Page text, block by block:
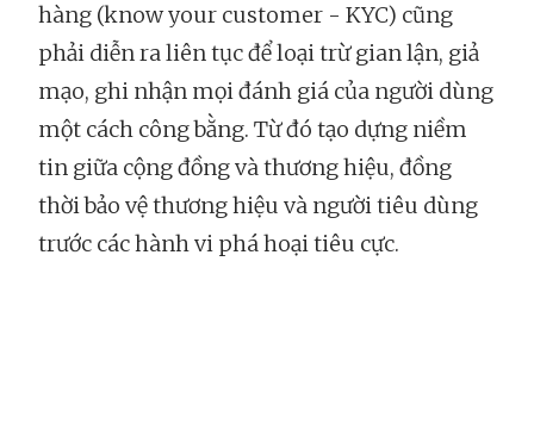
hàng (know your customer - KYC) cũng
phải diễn ra liên tục để loại trừ gian lận, giả
mạo, ghi nhận mọi đánh giá của người dùng
một cách công bằng. Từ đó tạo dựng niềm
tin giữa cộng đồng và thương hiệu, đồng
thời bảo vệ thương hiệu và người tiêu dùng
trước các hành vi phá hoại tiêu cực.